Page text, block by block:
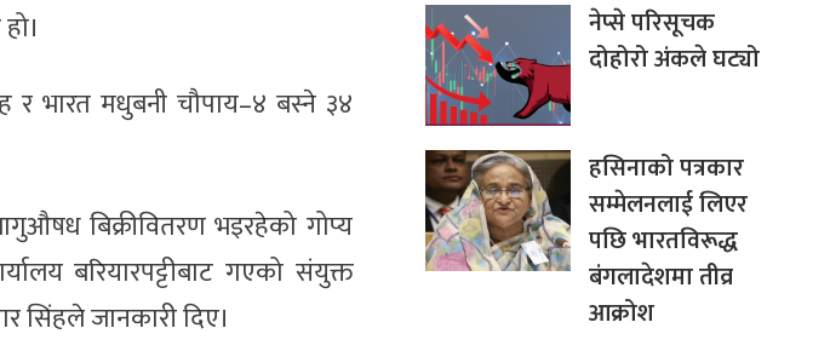
र भारत मधुबनी चौपाय–४ बस्ने ३४
बिक्रीवितरण भइरहेको गोप्य
बरियारपट्टीबाट गएको संयुक्त
सिंहले जानकारी दिए।
नेप्से परिसूचक
दोहोरो अंकले घट्यो
हसिनाको पत्रकार
सम्मेलनलाई लिएर
पछि भारतविरूद्ध
बंगलादेशमा तीव्र
आक्रोश